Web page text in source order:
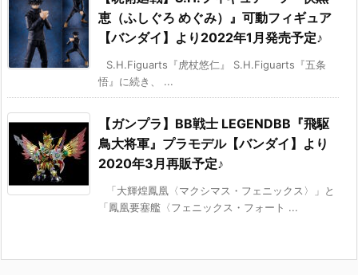
恵（ふしぐろ めぐみ）』可動フィギュア
【バンダイ】より2022年1月発売予定♪
S.H.Figuarts『虎杖悠仁』 S.H.Figuarts『五条
悟』に続き、 ...
【ガンプラ】BB戦士 LEGENDBB『飛駆
鳥大将軍』プラモデル【バンダイ】より
2020年3月再販予定♪
「大輝煌鳳凰〈マクシマス・フェニックス〉」と
「鳳凰要塞艦〈フェニックス・フォート ...